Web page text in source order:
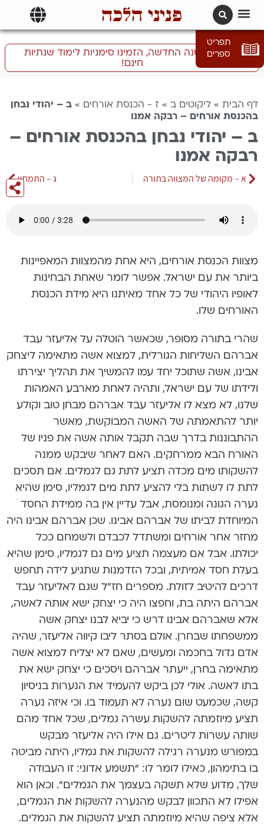
פניני הלכה
תפריט
ספרים
התכוננו לשנה החדשה, הזמינו סימניות לימוד שנתיות
חינם!
דף הבית » ליקוטים ב » ז - הכנסת אורחים » ב – יהודי נבחן
בהכנסת אורחים – רבקה אמנו
ב – יהודי נבחן בהכנסת אורחים –
רבקה אמנו
א – מקומה של המצווה בתורה ג – התמחוי
מצוות הכנסת אורחים, היא אחת מהמצוות המאפיינות
ביותר את עם ישראל. אפשר לומר שאחת הבחינות
לאופיו היהודי של כל אחד מאיתנו היא מידת הכנסת
האורחים שלו.
שהרי בתורה מסופר, שכאשר הוטלה על אליעזר עבד
אברהם השליחות הגורלית, למצוא אשה מתאימה ליצחק
אבינו, אשה שתוכל יחד עמו להמשיך את תהליך יצירתו
ולידתו של עם ישראל, ותהיה לאחת מארבע האמהות
שלנו, לא מצא לו אליעזר עבד אברהם מבחן טוב וקולע
יותר להתאמתה של האשה המבוקשת, מאשר
ההתבוננות בדרך שבה תקבל אותה אשה את פניו של
האורח הבא ממרחקים. האם לאחר שיבקש ממנה
להשקותו מים מכדה תציע לתת גם לגמלים. אם תסכים
לתת לו לשתות בלי להציע לתת מים לגמליו, סימן שהיא
נערה הגונה ומנומסת, אבל עדיין אין בה ממידת החסד
המיוחדת לביתו של אברהם אבינו. שכן אברהם אבינו היה
מחזר אחר אורחים ומשתדל לכבדם ולשמחם ככל
יכולתו. אבל אם מעצמה תציע מים גם לגמליו, סימן שהיא
בעלת חסד אמיתית, ובכל הזדמנות שתגיע לידה תחפש
דרכים להיטיב לזולת. מספרים חז”ל שגם לאליעזר עבד
אברהם היתה בת, וחפצו היה כי יצחק ישא אותה לאשה,
אלא שאברהם אבינו דרש כי יביא לבנו יצחק אשה
ממשפחתו שבחרן. אולם בסתר ליבו קיווה אליעזר, שהיה
אדם גדול בחכמה ומעשים, שאם לא יצליח למצוא אשה
מתאימה בחרן, ייעתר אברהם ויסכים כי יצחק ישא את
בתו לאשה. אולי לכן ביקש להעמיד את הנערות בניסיון
קשה, שכמעט שום נערה לא תעמוד בו. וכי איזה נערה
תציע מיוזמתה להשקות עשרה גמלים, שכל אחד מהם
שותה עשרות ליטרים. גם אילו היה אליעזר מבקש
במפורש מנערה רגילה להשקות את גמליו, היתה מביטה
בו בתימהון, כאילו לומר לו: “תשמע אדוני: זו העבודה
שלך, מדוע שלא תשקה בעצמך את הגמלים”. וכאן הוא
אפילו לא התכוון לבקש מהנערה להשקות את הגמלים,
אלא ציפה שהיא מיוזמתה תציע להשקות את הגמלים.